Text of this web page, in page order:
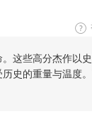
这些高分杰作以
史的重量与温度